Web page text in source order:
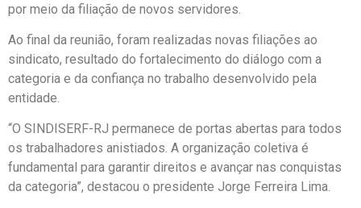
por meio da filiação de novos servidores.
Ao final da reunião, foram realizadas novas filiações ao
sindicato, resultado do fortalecimento do diálogo com a
categoria e da confiança no trabalho desenvolvido pela
entidade.
“O SINDISERF-RJ permanece de portas abertas para todos
os trabalhadores anistiados. A organização coletiva é
fundamental para garantir direitos e avançar nas conquistas
da categoria”, destacou o presidente Jorge Ferreira Lima.